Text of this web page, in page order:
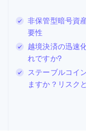
非保管型暗号資
要性
越境決済の迅速
れですか?
ステーブルコイ
ますか？リスク
English 简体中文
スイス
Deutsch
スウェーデン
SvenskaEnglish
スペイン
Español English
スロバキア